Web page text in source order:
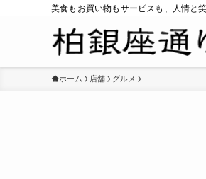
美食もお買い物もサービスも、人情と
ホーム 店舗 グルメ